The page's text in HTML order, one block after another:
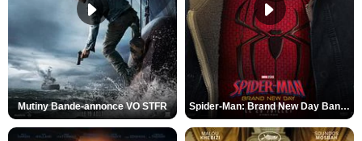
Mutiny Bande-annonce VO STFR Spider-Man: Brand New Day Bande-annonce VO STFR